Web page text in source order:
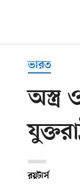
ভারত
অস্ত্র
রয়টার্স